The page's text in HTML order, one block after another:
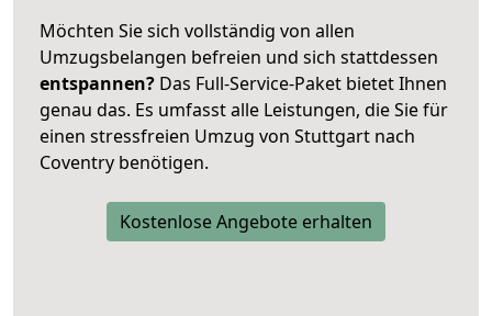
Möchten Sie sich vollständig von allen
Umzugsbelangen befreien und sich stattdessen
entspannen? Das Full-Service-Paket bietet Ihnen
genau das. Es umfasst alle Leistungen, die Sie für
einen stressfreien Umzug von Stuttgart nach
Coventry benötigen.
Kostenlose Angebote erhalten